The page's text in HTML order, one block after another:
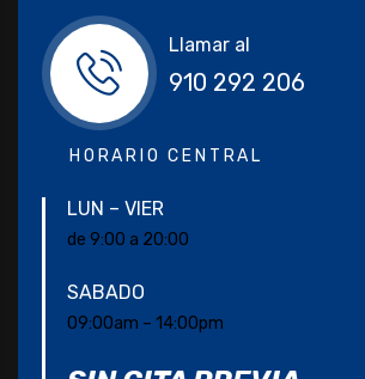
Llamar al
910 292 206
HORARIO CENTRAL
LUN – VIER
de 9:00 a 20:00
SABADO
09:00am – 14:00pm